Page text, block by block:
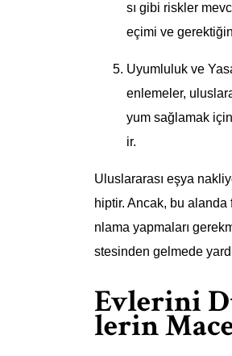
sı gibi riskler
eçimi ve
Uyumluluk ve
enlemeler,
yum sağlamak
ir.
Uluslararası eşya
hiptir. Ancak, bu
nlama yapmaları
stesinden gelmede
Evlerini
lerin